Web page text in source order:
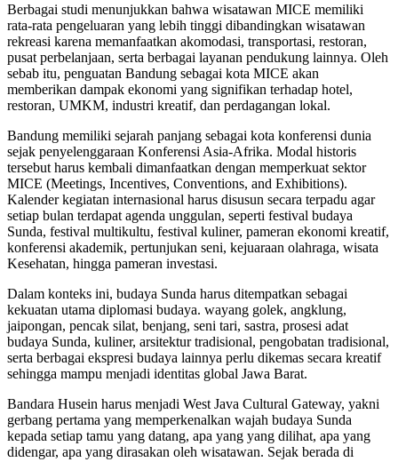
Berbagai studi menunjukkan bahwa wisatawan MICE memiliki
rata-rata pengeluaran yang lebih tinggi dibandingkan wisatawan
rekreasi karena memanfaatkan akomodasi, transportasi, restoran,
pusat perbelanjaan, serta berbagai layanan pendukung lainnya. Oleh
sebab itu, penguatan Bandung sebagai kota MICE akan
memberikan dampak ekonomi yang signifikan terhadap hotel,
restoran, UMKM, industri kreatif, dan perdagangan lokal.
Bandung memiliki sejarah panjang sebagai kota konferensi dunia
sejak penyelenggaraan Konferensi Asia-Afrika. Modal historis
tersebut harus kembali dimanfaatkan dengan memperkuat sektor
MICE (Meetings, Incentives, Conventions, and Exhibitions).
Kalender kegiatan internasional harus disusun secara terpadu agar
setiap bulan terdapat agenda unggulan, seperti festival budaya
Sunda, festival multikultu, festival kuliner, pameran ekonomi kreatif,
konferensi akademik, pertunjukan seni, kejuaraan olahraga, wisata
Kesehatan, hingga pameran investasi.
Dalam konteks ini, budaya Sunda harus ditempatkan sebagai
kekuatan utama diplomasi budaya. wayang golek, angklung,
jaipongan, pencak silat, benjang, seni tari, sastra, prosesi adat
budaya Sunda, kuliner, arsitektur tradisional, pengobatan tradisional,
serta berbagai ekspresi budaya lainnya perlu dikemas secara kreatif
sehingga mampu menjadi identitas global Jawa Barat.
Bandara Husein harus menjadi West Java Cultural Gateway, yakni
gerbang pertama yang memperkenalkan wajah budaya Sunda
kepada setiap tamu yang datang, apa yang yang dilihat, apa yang
didengar, apa yang dirasakan oleh wisatawan. Sejak berada di